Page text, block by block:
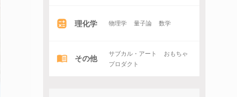
理化学 物理学 量子論 数学
その他 サブカル・アート
おもちゃ
プロダクト